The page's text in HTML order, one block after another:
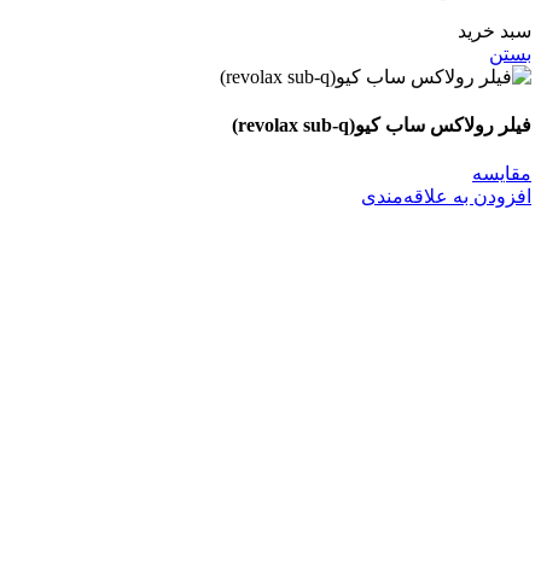
سبد خرید
بستن
فیلر رولاکس ساب کیو(revolax sub-q)
مقایسه
افزودن به علاقه‌مندی